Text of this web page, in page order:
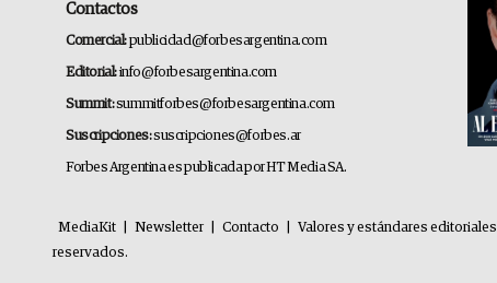
Contactos
Comercial:publicidad@forbesargentina.com
Editorial:info@forbesargentina.com
Summit:summitforbes@forbesargentina.com
Suscripciones:suscripciones@forbes.ar
Forbes Argentina es publicada por HT Media SA.
MediaKit Newsletter Contacto Valores y estándares editoriales
reservados.